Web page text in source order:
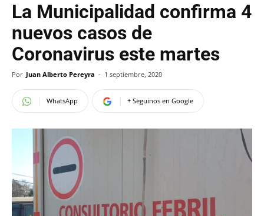
La Municipalidad confirma 4
nuevos casos de
Coronavirus este martes
Por Juan Alberto Pereyra - 1 septiembre, 2020
WhatsApp + Seguinos en Google